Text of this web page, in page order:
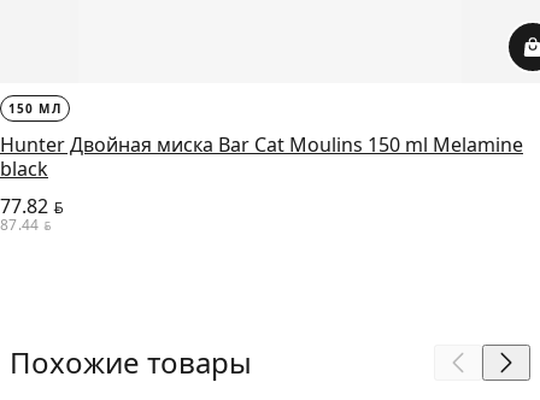
150 МЛ
Hunter Двойная миска Bar Cat Moulins 150 ml Melamine
black
77.82 BYN
87.44 BYN
Похожие товары